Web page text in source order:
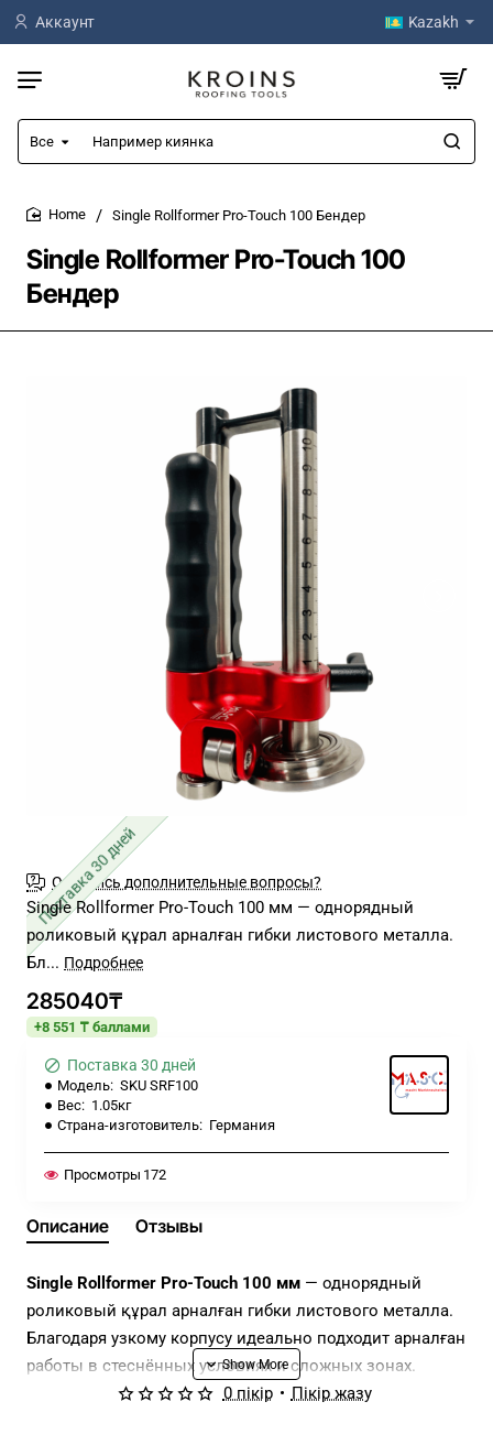
Аккаунт Kazakh
Все
Например
киянка
Single Rollformer Pro-Touch 100
Бендер
Single Rollformer Pro-Touch 100 Бендер
Поставка 30 дней
Остались дополнительные вопросы?
Single Rollformer Pro-Touch 100 мм — однорядный
роликовый құрал арналған гибки листового металла.
Бл...
0 пікір • Пікір жазу
285040₸
+8 551 ₸ баллами
Поставка 30 дней
Модель: SKU SRF100
Вес: 1.05кг
Страна-изготовитель: Германия
Просмотры 172
Описание Отзывы
Single Rollformer Pro-Touch 100 мм — однорядный
роликовый құрал арналған гибки листового металла.
Благодаря узкому корпусу идеально подходит арналған
работы в стеснённых условиях и сложных зонах.